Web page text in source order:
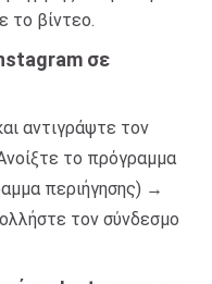
το βίντεο.
σε
αντιγράψτε τον
το πρόγραμμα
περιήγησης) →
τον σύνδεσμο